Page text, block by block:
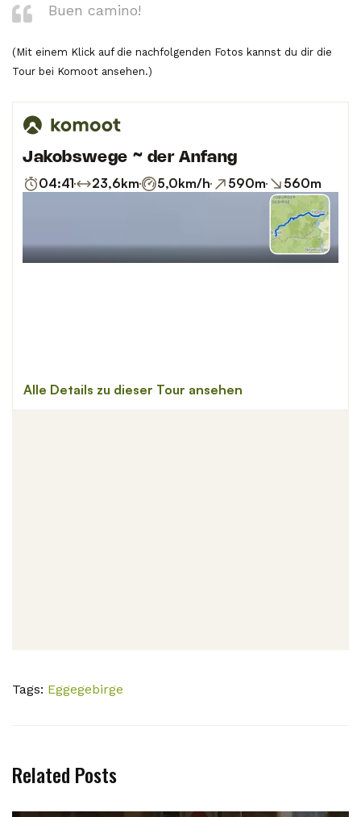
Buen camino!
(Mit einem Klick auf die nachfolgenden Fotos kannst du dir die
Tour bei Komoot ansehen.)
Tags: Eggegebirge
Related Posts